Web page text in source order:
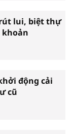
lui, biệt thự
động cải
cũ